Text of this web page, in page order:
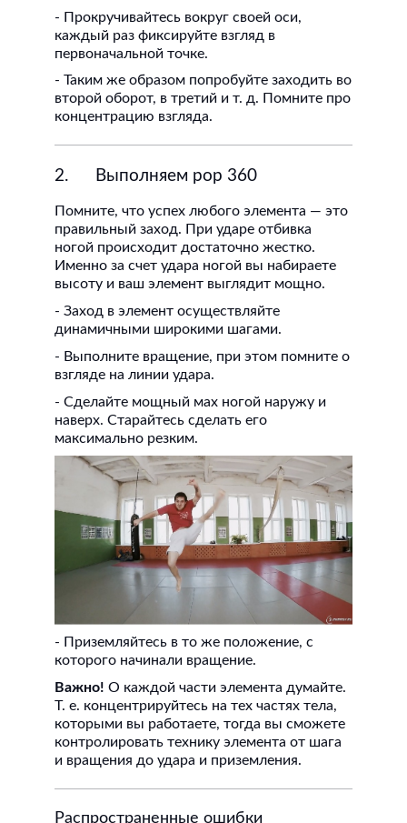
- Прокручивайтесь вокруг своей оси,
каждый раз фиксируйте взгляд в
первоначальной точке.
- Таким же образом попробуйте заходить во
второй оборот, в третий и т. д. Помните про
концентрацию взгляда.
2. Выполняем pop 360
Помните, что успех любого элемента — это
правильный заход. При ударе отбивка
ногой происходит достаточно жестко.
Именно за счет удара ногой вы набираете
высоту и ваш элемент выглядит мощно.
- Заход в элемент осуществляйте
динамичными широкими шагами.
- Выполните вращение, при этом помните о
взгляде на линии удара.
- Сделайте мощный мах ногой наружу и
наверх. Старайтесь сделать его
максимально резким.
- Приземляйтесь в то же положение, с
которого начинали вращение.
Важно! О каждой части элемента думайте.
Т. е. концентрируйтесь на тех частях тела,
которыми вы работаете, тогда вы сможете
контролировать технику элемента от шага
и вращения до удара и приземления.
Распространенные ошибки